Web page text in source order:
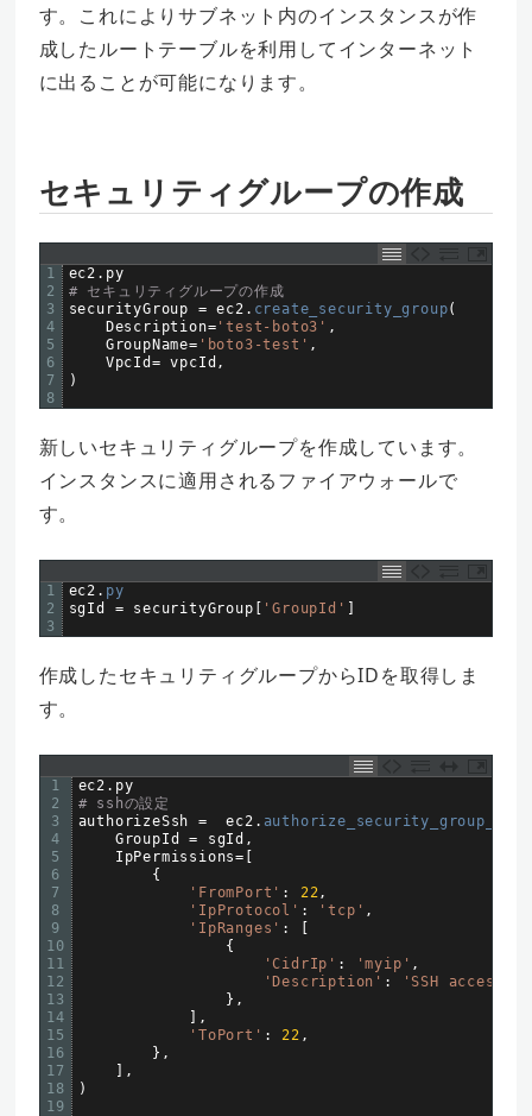
す。これによりサブネット内のインスタンスが作
成したルートテーブルを利用してインターネット
に出ることが可能になります。
セキュリティグループの作成
1
2
3
4
5
6
7
8
ec2 . py
# セキュリティグループの作成
securityGroup
= ec2 . create_security_group(
Description= 'test-boto3' ,
GroupName= 'boto3-test' ,
VpcId = vpcId ,
)
新しいセキュリティグループを作成しています。
インスタンスに適用されるファイアウォールで
す。
1
2
3
ec2 . py
sgId
= securityGroup [ 'GroupId' ]
作成したセキュリティグループからIDを取得しま
す。
1
2
3
4
5
6
7
8
9
10
11
12
13
14
15
16
17
18
19
ec2 . py
# sshの設定
authorizeSsh
= ec2 .
GroupId
= sgId ,
IpPermissions=
{
'FromPort' : 22,
'IpProtocol' : 'tcp' ,
'IpRanges' :
{
'CidrIp' : 'myip' ,
'Description' :
'SSH access
} ,
,
'ToPort' : 22 ,
} ,
,
)